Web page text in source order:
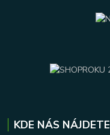
KDE NÁS NÁJDETE